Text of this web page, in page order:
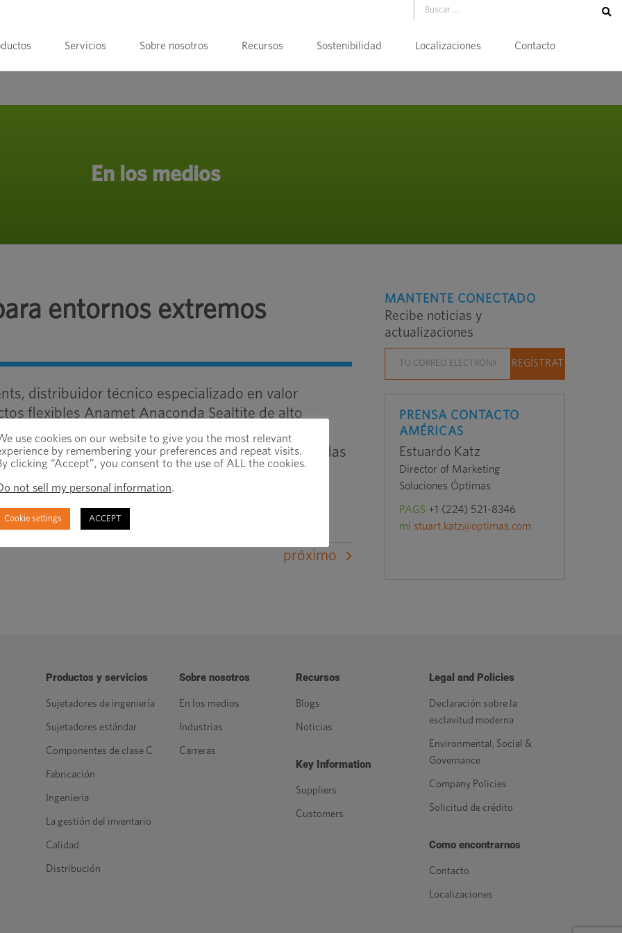
Servicios Sobre nosotros Recursos Sostenibilidad Localizaciones Contacto
En los medios
entornos extremos
distribuidor técnico especializado en valor
flexibles Anamet Anaconda Sealtite de alto
grado alimenticio, resistentes al aceite y de
amplia gama de conductos, prensaestopas y bridas
próximo
MANTENTE CONECTADO
Recibe noticias y
actualizaciones
PRENSA CONTACTO
AMÉRICAS
Estuardo Katz
Director of Marketing
Soluciones Óptimas
PAGS +1 (224) 521-8346
mi stuart.katz@optimas.com
Productos y servicios
Sujetadores de ingeniería
Sujetadores estándar
Componentes de clase C
Fabricación
Ingenieria
La gestión del inventario
Calidad
Distribución
Sobre nosotros
En los medios
Industrias
Carreras
Recursos
Blogs
Noticias
Key Information
Suppliers
Customers
Legal and Policies
Declaración sobre la
esclavitud moderna
Environmental, Social &
Governance
Company Policies
Solicitud de crédito
Como encontrarnos
Contacto
Localizaciones
use cookies on our website to give you the most relevant
by remembering your preferences and repeat visits.
clicking “Accept”, you consent to the use of ALL the cookies.
not sell my personal information.
Cookie settings ACCEPT